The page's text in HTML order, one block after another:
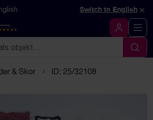
version av denna sidaSwitch to English ×
Rating
Logga in
Sök
& Skor ID: 25/32108